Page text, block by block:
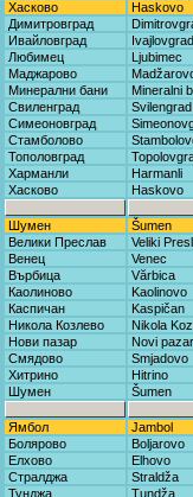
Хасково
Haskovo
Димитровград
Ивайловград
Ivajlovgrad
Любимец
Ljubimec
Маджарово
Минерални бани
Mineralni
Свиленград
Svilengrad
Симеоновград
Стамболово
Тополовград
Харманли
Harmanli
Хасково
Haskovo
Шумен
Šumen
Велики Преслав
Veliki
Венец
Venec
Върбица
Vărbica
Каолиново
Kaolinovo
Каспичан
Kaspičan
Никола Козлево
Nikola
Нови пазар
Novi pazar
Смядово
Smjadovo
Хитрино
Hitrino
Шумен
Šumen
Ямбол
Jambol
Болярово
Boljarovo
Елхово
Elhovo
Стралджа
Straldža
Тунджа
Tundža